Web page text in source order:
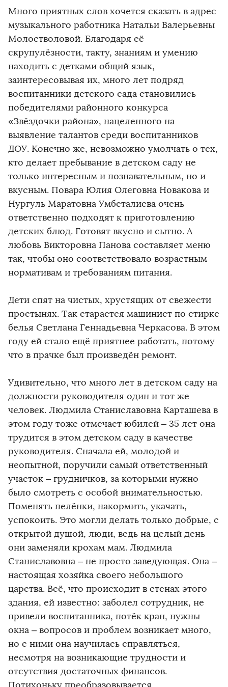
Много приятных слов хочется сказать в адрес
музыкального работника Натальи Валерьевны
Молостволовой. Благодаря её
скрупулёзности, такту, знаниям и умению
находить с детками общий язык,
заинтересовывая их, много лет подряд
воспитанники детского сада становились
победителями районного конкурса
«Звёздочки района», нацеленного на
выявление талантов среди воспитанников
ДОУ. Конечно же, невозможно умолчать о тех,
кто делает пребывание в детском саду не
только интересным и познавательным, но и
вкусным. Повара Юлия Олеговна Новакова и
Нургуль Маратовна Умбеталиева очень
ответственно подходят к приготовлению
детских блюд. Готовят вкусно и сытно. А
любовь Викторовна Панова составляет меню
так, чтобы оно соответствовало возрастным
нормативам и требованиям питания.
Дети спят на чистых, хрустящих от свежести
простынях. Так старается машинист по стирке
белья Светлана Геннадьевна Черкасова. В этом
году ей стало ещё приятнее работать, потому
что в прачке был произведён ремонт.
Удивительно, что много лет в детском саду на
должности руководителя один и тот же
человек. Людмила Станиславовна Карташева в
этом году тоже отмечает юбилей – 35 лет она
трудится в этом детском саду в качестве
руководителя. Сначала ей, молодой и
неопытной, поручили самый ответственный
участок – грудничков, за которыми нужно
было смотреть с особой внимательностью.
Поменять пелёнки, накормить, укачать,
успокоить. Это могли делать только добрые, с
открытой душой, люди, ведь на целый день
они заменяли крохам мам. Людмила
Станиславовна – не просто заведующая. Она –
настоящая хозяйка своего небольшого
царства. Всё, что происходит в стенах этого
здания, ей известно: заболел сотрудник, не
привели воспитанника, потёк кран, нужны
окна – вопросов и проблем возникает много,
но с ними она научилась справляться,
несмотря на возникающие трудности и
отсутствия достаточных финансов.